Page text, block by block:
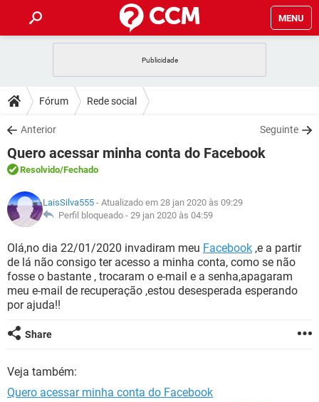
MENU
CELULAR
OUTLOOK
INSTAGRAM GMAIL
GUIA DE COMPRAS
DICAS
JOGOS
OUTLOOK
INSTAGRAM
GUIA DE COMPRAS
DOWNLOADS
JOGOS WHATSAPP
CELULAR
OUTLOOK EXCEL
INSTAGRAM
GUIA DE COMPRAS
FÓRUM
JOGOS
CELULAR FACEBOOK
INSTAGRAM GMAIL
GUIA DE COMPRAS
GLOSSÁRIO
JOGOS
CELULAR FACEBOOK
OUTLOOK EXCEL
INSTAGRAM
Fórum Rede social
Anterior Seguinte
Quero acessar minha conta do Facebook
Resolvido/Fechado
LaisSilva555 - Atualizado em 28 jan 2020 às 09:29
Perfil bloqueado - 29 jan 2020 às 04:59
Olá,no dia 22/01/2020 invadiram meu Facebook ,e a partir
de lá não consigo ter acesso a minha conta, como se não
fosse o bastante , trocaram o e-mail e a senha,apagaram
meu e-mail de recuperação ,estou desesperada esperando
por ajuda!!
Share
Veja também:
Quero acessar minha conta do Facebook